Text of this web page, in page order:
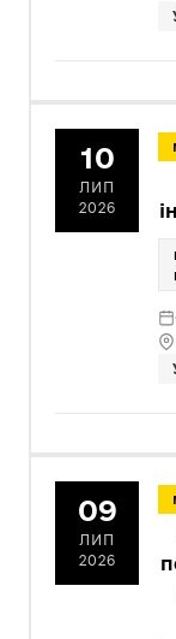
10
ЛИП
2026
09
ЛИП
2026